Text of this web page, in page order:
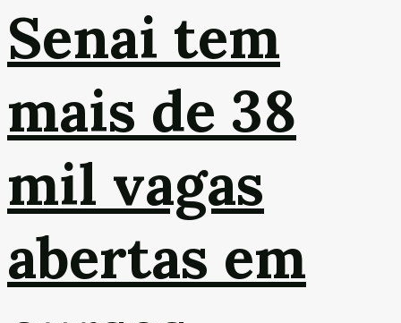
Senai tem
mais de 38
mil vagas
abertas em